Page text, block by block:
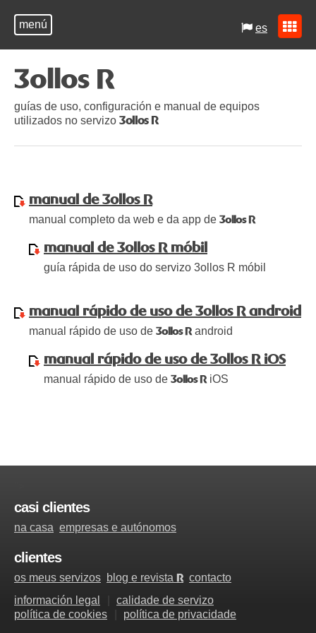
menú es
3ollos R
guías de uso, configuración e manual de equipos
utilizados no servizo 3ollos R
manual de 3ollos R
manual completo da web e da app de 3ollos R
manual de 3ollos R móbil
guía rápida de uso do servizo 3ollos R móbil
manual rápido de uso de 3ollos R android
manual rápido de uso de 3ollos R android
manual rápido de uso de 3ollos R iOS
manual rápido de uso de 3ollos R iOS
casi clientes
na casa empresas e autónomos
clientes
os meus servizos blog e revista R contacto
información legal
calidade de servizo
política de cookies
política de privacidade